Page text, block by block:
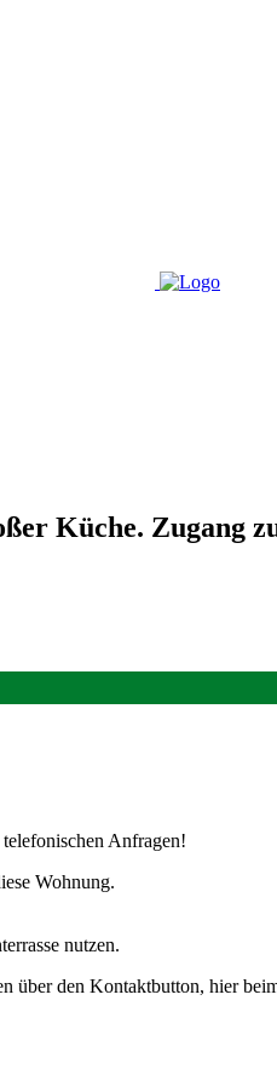
Küche. Zugang
Anfragen!
Wohnung.
nutzen.
über den Kontaktbutton, hier